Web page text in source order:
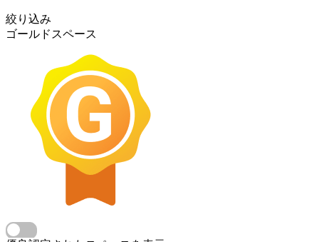
絞り込み
ゴールドスペース